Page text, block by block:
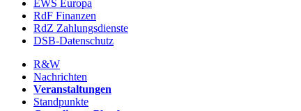
EWS Europa
RdF Finanzen
RdZ Zahlungsdienste
DSB-Datenschutz
R&W
Nachrichten
Veranstaltungen
Standpunkte